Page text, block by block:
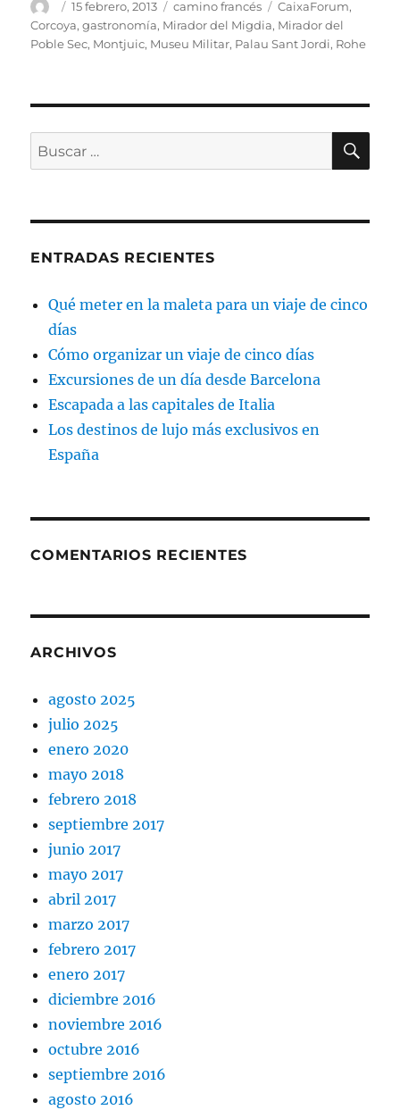
Autor
Publicado
el
15 febrero, 2013 Categorías
camino francés Etiquetas
CaixaForum,
Corcoya,gastronomía, Mirador del Migdia, Mirador del
Poble Sec, Montjuic, Museu Militar, Palau Sant Jordi, Rohe
Buscar
por:
ENTRADAS RECIENTES
Qué meter en la maleta para un viaje de cinco
días
Cómo organizar un viaje de cinco días
Excursiones de un día desde Barcelona
Escapada a las capitales de Italia
Los destinos de lujo más exclusivos en
España
COMENTARIOS RECIENTES
ARCHIVOS
agosto 2025
julio 2025
enero 2020
mayo 2018
febrero 2018
septiembre 2017
junio 2017
mayo 2017
abril 2017
marzo 2017
febrero 2017
enero 2017
diciembre 2016
noviembre 2016
octubre 2016
septiembre 2016
agosto 2016